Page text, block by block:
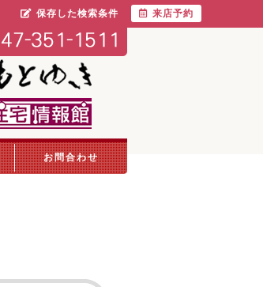
お問合わせ
保存した検索条件 来店予約